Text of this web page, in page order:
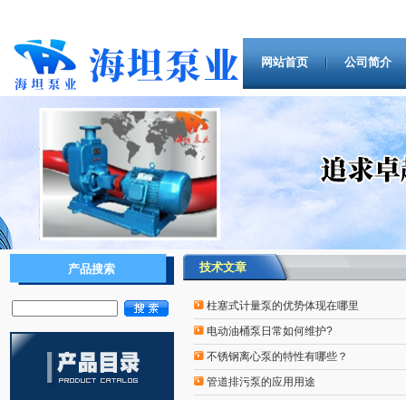
网站首页 公司简介
产品搜索 技术文章
柱塞式计量泵的优势体现在哪里
电动油桶泵日常如何维护?
不锈钢离心泵的特性有哪些？
管道排污泵的应用用途